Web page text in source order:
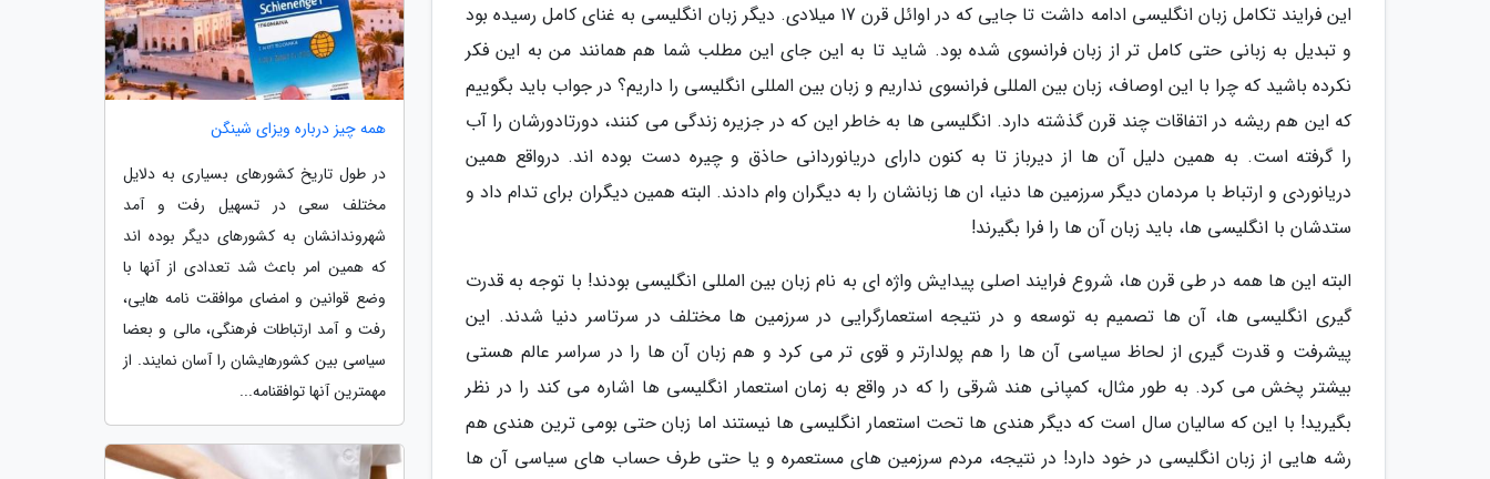
این فرایند تکامل زبان انگلیسی ادامه داشت تا جایی که در اوائل قرن 17 میلادی. دیگر زبان انگلیسی به غنای کامل رسیده بود
و تبدیل به زبانی حتی کامل تر از زبان فرانسوی شده بود. شاید تا به این جای این مطلب شما هم همانند من به این فکر
نکرده باشید که چرا با این اوصاف، زبان بین المللی فرانسوی نداریم و زبان بین المللی انگلیسی را داریم؟ در جواب باید بگوییم
که این هم ریشه در اتفاقات چند قرن گذشته دارد. انگلیسی ها به خاطر این که در جزیره زندگی می کنند، دورتادورشان را آب
را گرفته است. به همین دلیل آن ها از دیرباز تا به کنون دارای دریانوردانی حاذق و چیره دست بوده اند. درواقع همین
دریانوردی و ارتباط با مردمان دیگر سرزمین ها دنیا، ان ها زبانشان را به دیگران وام دادند. البته همین دیگران برای تدام داد و
ستدشان با انگلیسی ها، باید زبان آن ها را فرا بگیرند!
البته این ها همه در طی قرن ها، شروع فرایند اصلی پیدایش واژه ای به نام زبان بین المللی انگلیسی بودند! با توجه به قدرت
گیری انگلیسی ها، آن ها تصمیم به توسعه و در نتیجه استعمارگرایی در سرزمین ها مختلف در سرتاسر دنیا شدند. این
پیشرفت و قدرت گیری از لحاظ سیاسی آن ها را هم پولدارتر و قوی تر می کرد و هم زبان آن ها را در سراسر عالم هستی
بیشتر پخش می کرد. به طور مثال، کمپانی هند شرقی را که در واقع به زمان استعمار انگلیسی ها اشاره می کند را در نظر
بگیرید! با این که سالیان سال است که دیگر هندی ها تحت استعمار انگلیسی ها نیستند اما زبان حتی بومی ترین هندی هم
رشه هایی از زبان انگلیسی در خود دارد! در نتیجه، مردم سرزمین های مستعمره و یا حتی طرف حساب های سیاسی آن ها
همه چیز درباره ویزای شینگن
در طول تاریخ کشورهای بسیاری به دلایل
مختلف سعی در تسهیل رفت و آمد
شهروندانشان به کشورهای دیگر بوده اند
که همین امر باعث شد تعدادی از آنها با
وضع قوانین و امضای موافقت نامه هایی،
رفت و آمد ارتباطات فرهنگی، مالی و بعضا
سیاسی بین کشورهایشان را آسان نمایند. از
مهمترین آنها توافقنامه...